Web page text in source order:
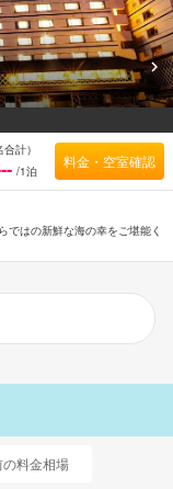
ではの新鮮な海の幸をご堪能く
計）
/1泊
料金・空室確認
料金相場